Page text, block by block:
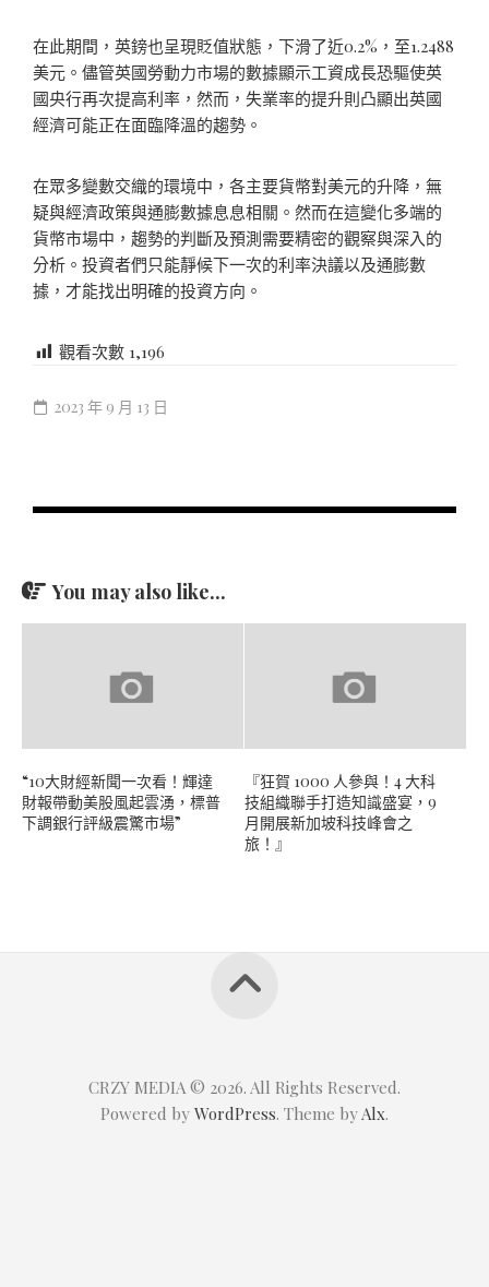
在此期間，英鎊也呈現貶值狀態，下滑了近0.2%，至1.2488
美元。儘管英國勞動力市場的數據顯示工資成長恐驅使英
國央行再次提高利率，然而，失業率的提升則凸顯出英國
經濟可能正在面臨降溫的趨勢。
在眾多變數交織的環境中，各主要貨幣對美元的升降，無
疑與經濟政策與通膨數據息息相關。然而在這變化多端的
貨幣市場中，趨勢的判斷及預測需要精密的觀察與深入的
分析。投資者們只能靜候下一次的利率決議以及通膨數
據，才能找出明確的投資方向。
觀看次數 1,196
2023 年 9 月 13 日
You may also like...
“10大財經新聞一次看！輝達
財報帶動美股風起雲湧，標普
下調銀行評級震驚市場”
『狂賀 1000 人參與！4 大科
技組織聯手打造知識盛宴，9
月開展新加坡科技峰會之
旅！』
CRZY MEDIA © 2026. All Rights Reserved.
Powered by WordPress. Theme by Alx.